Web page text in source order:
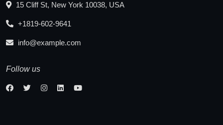
15 Cliff St, New York 10038, USA
+1819-602-9641
info@example.com
Follow us